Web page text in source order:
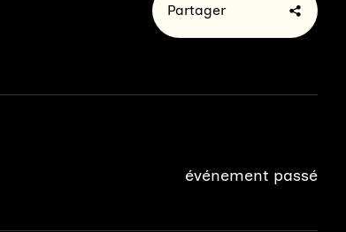
Partager
événement passé